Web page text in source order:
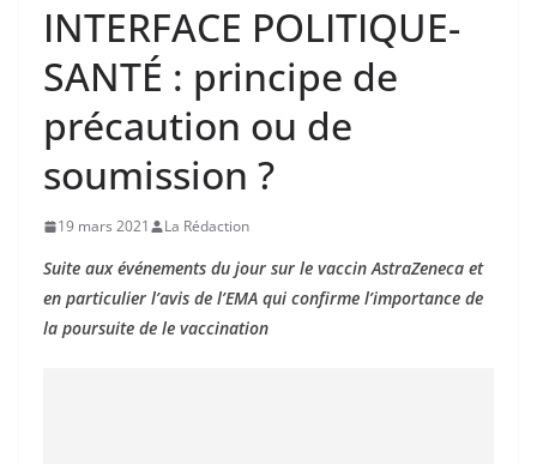
INTERFACE POLITIQUE-
SANTÉ : principe de
précaution ou de
soumission ?
19 mars 2021 La Rédaction
Suite aux événements du jour sur le vaccin AstraZeneca et
en particulier l’avis de l’EMA qui confirme l’importance de
la poursuite de le vaccination